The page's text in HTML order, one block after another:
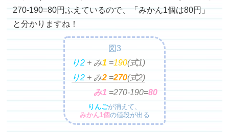
270-190=80円ふえているので、「みかん1個は80円」
と分かりますね！
図3
り2 + み1 =
り2 + み2 =
み1 =
190(式1)
270(式2)
270-190=80
りんごが消えて、
みかん1個の値段が出る